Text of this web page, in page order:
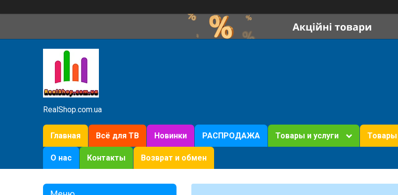
RealShop.com.ua
Главная Всё для ТВ Новинки РАСПРОДАЖА Товары и услуги
О нас Контакты Возврат и обмен